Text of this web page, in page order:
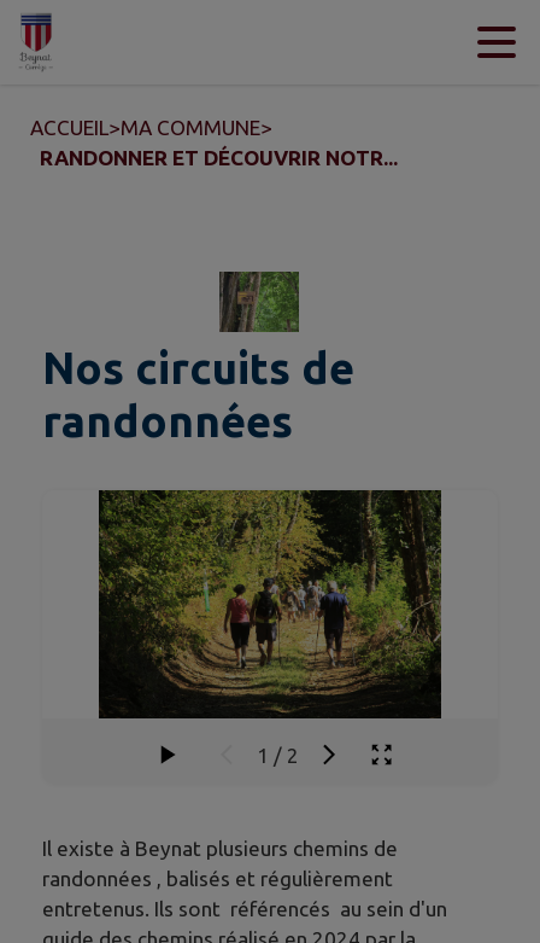
Contenu
ACCUEIL>MA COMMUNE>
RANDONNER ET DÉCOUVRIR NOTR...
Nos circuits de
randonnées
1 / 2
Il existe à Beynat plusieurs chemins de
randonnées , balisés et régulièrement
entretenus. Ils sont référencés au sein d'un